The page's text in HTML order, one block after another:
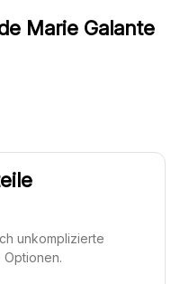
Marie Galante
unkomplizierte